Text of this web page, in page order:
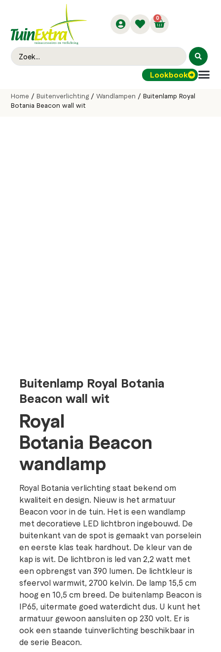
0
Lookbook
Home /Buitenverlichting/Wandlampen / Buitenlamp Royal
Botania Beacon wall wit
Buitenlamp Royal Botania
Beacon wall wit
Royal
Botania Beacon
wandlamp
Royal Botania verlichting staat bekend om
kwaliteit en design. Nieuw is het armatuur
Beacon voor in de tuin. Het is een wandlamp
met decoratieve LED lichtbron ingebouwd. De
buitenkant van de spot is gemaakt van porselein
en eerste klas teak hardhout. De kleur van de
kap is wit. De lichtbron is led van 2,2 watt met
een opbrengst van 390 lumen. De lichtkleur is
sfeervol warmwit, 2700 kelvin. De lamp 15,5 cm
hoog en 10,5 cm breed. De buitenlamp Beacon is
IP65, uitermate goed waterdicht dus. U kunt het
armatuur gewoon aansluiten op 230 volt. Er is
ook een staande tuinverlichting beschikbaar in
de serie Beacon.